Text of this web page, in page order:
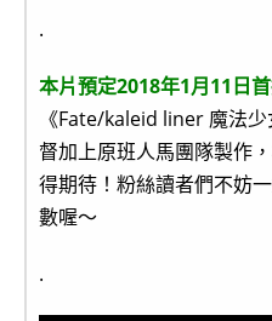
.
本片預定2018年1月11日
《Fate/kaleid liner 魔法
督加上原班人馬團隊製作
得期待！粉絲讀者們不妨
數喔～
.